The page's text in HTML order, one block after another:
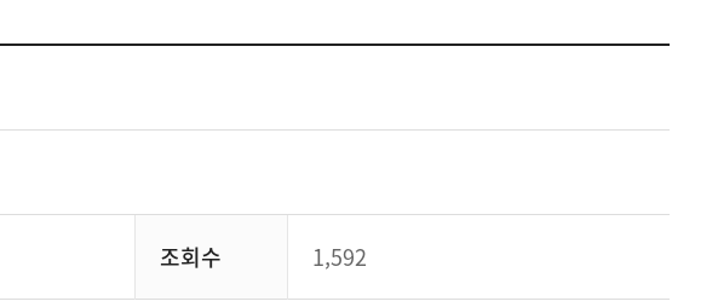
조회수 1,592